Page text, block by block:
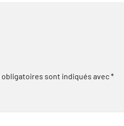
obligatoires sont indiqués avec*